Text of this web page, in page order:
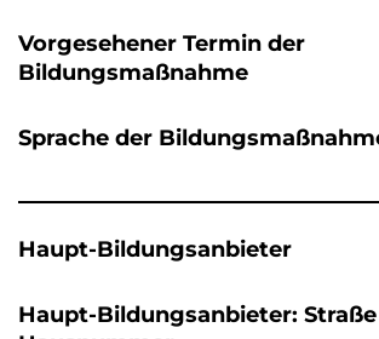
Vorgesehener Termin der
Bildungsmaßnahme
Sprache der
Haupt-Bildungsanbieter
Haupt-Bildungsanbieter: